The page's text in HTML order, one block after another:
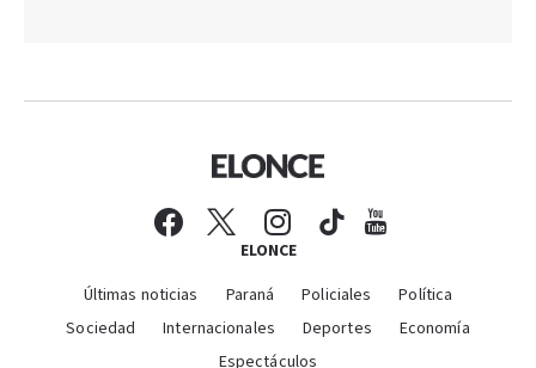
ELONCE
Últimas noticias Paraná Policiales
Política
Sociedad
Internacionales Deportes
Economía
Espectáculos